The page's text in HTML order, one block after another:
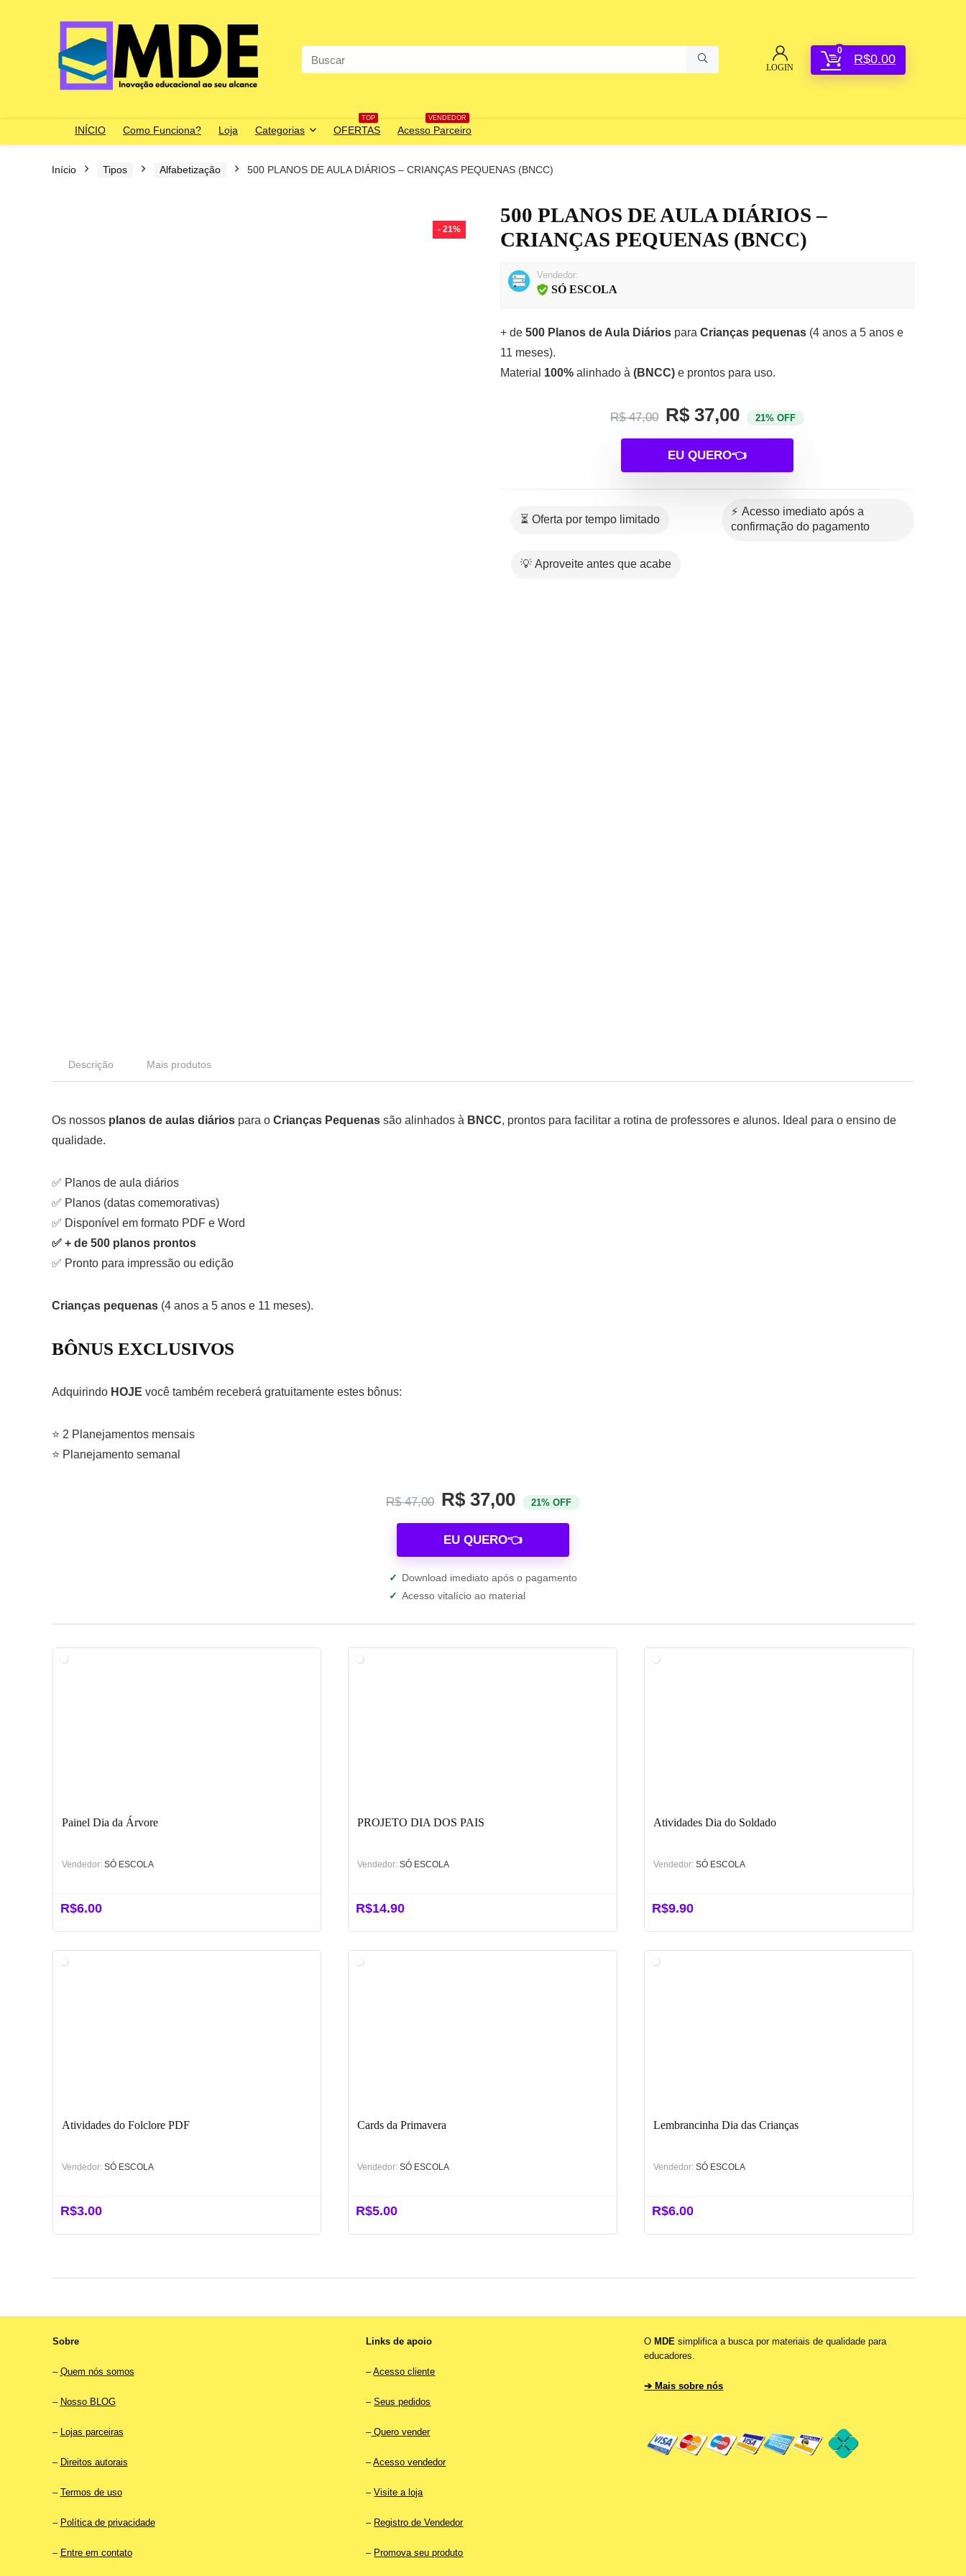
Search
for:
LOGIN
0
R$0.00
INÍCIO Como Funciona? Loja Categorias
TOP
OFERTAS
VENDEDOR
Acesso Parceiro
Início Tipos Alfabetização 500 PLANOS DE AULA DIÁRIOS – CRIANÇAS PEQUENAS (BNCC)
- 21%
500 PLANOS DE AULA DIÁRIOS –
CRIANÇAS PEQUENAS (BNCC)
Vendedor:
SÓ ESCOLA
+ de 500 Planos de Aula Diários para Crianças pequenas (4 anos a 5 anos e
11 meses).
Material 100% alinhado à (BNCC) e prontos para uso.
R$ 47,00 R$ 37,00 21% OFF
EU QUERO👈
⏳ Oferta por tempo limitado
⚡ Acesso imediato após a
confirmação do pagamento
💡 Aproveite antes que acabe
Descrição Mais produtos
Os nossos planos de aulas diários para o Crianças Pequenas são alinhados à BNCC, prontos para facilitar a rotina de professores e alunos. Ideal para o ensino de
qualidade.
✅ Planos de aula diários
✅ Planos (datas comemorativas)
✅ Disponível em formato PDF e Word
✅ + de 500 planos prontos
✅ Pronto para impressão ou edição
Crianças pequenas (4 anos a 5 anos e 11 meses).
BÔNUS EXCLUSIVOS
Adquirindo HOJE você também receberá gratuitamente estes bônus:
⭐ 2 Planejamentos mensais
⭐ Planejamento semanal
R$ 47,00 R$ 37,00 21% OFF
EU QUERO👈
✓ Download imediato após o pagamento
✓ Acesso vitalício ao material
Painel Dia da Árvore
Vendedor: SÓ ESCOLA
R$6.00
PROJETO DIA DOS PAIS
Vendedor: SÓ ESCOLA
R$14.90
Atividades Dia do Soldado
Vendedor: SÓ ESCOLA
R$9.90
Atividades do Folclore PDF
Vendedor: SÓ ESCOLA
R$3.00
Cards da Primavera
Vendedor: SÓ ESCOLA
R$5.00
Lembrancinha Dia das Crianças
Vendedor: SÓ ESCOLA
R$6.00
Sobre
– Quem nós somos
– Nosso BLOG
– Lojas parceiras
– Direitos autorais
– Termos de uso
– Política de privacidade
– Entre em contato
Links de apoio
–Acesso cliente
–Seus pedidos
–Quero vender
–Acesso vendedor
–Visite a loja
– Registro de Vendedor
– Promova seu produto
O MDE simplifica a busca por materiais de qualidade para
educadores.
➔ Mais sobre nós